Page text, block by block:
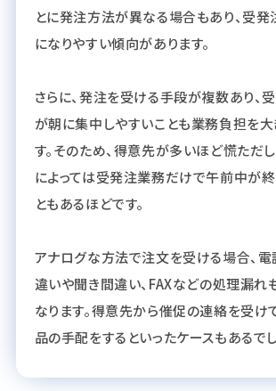
とに発注方法が異なる場合もあり、受
になりやすい傾向があります。
さらに、発注を受ける手段が複数あり、
が朝に集中しやすいことも業務負担を大
す。そのため、得意先が多いほど慌ただ
によっては受発注業務だけで午前中が終
ともあるほどです。
アナログな方法で注文を受ける場合、
違いや聞き間違い、FAXなどの処理漏れ
なります。得意先から催促の連絡を受け
品の手配をするといったケースもあるでし